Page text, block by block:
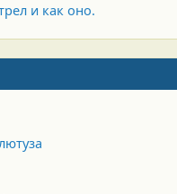
и как оно.